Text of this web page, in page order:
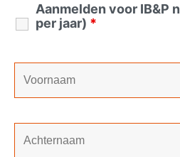
Aanmelden voor IB&P
per jaar) *